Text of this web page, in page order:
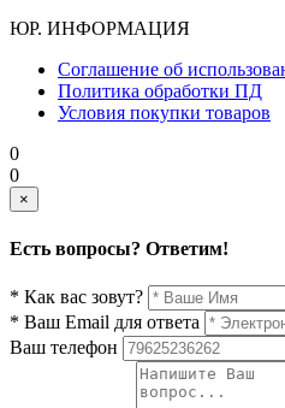
ЮР. ИНФОРМАЦИЯ
Соглашение об
Политика обработки ПД
Условия покупки товаров
0
0
×
Есть вопросы? Ответим!
* Как вас зовут?
* Ваш Email для ответа
Ваш телефон